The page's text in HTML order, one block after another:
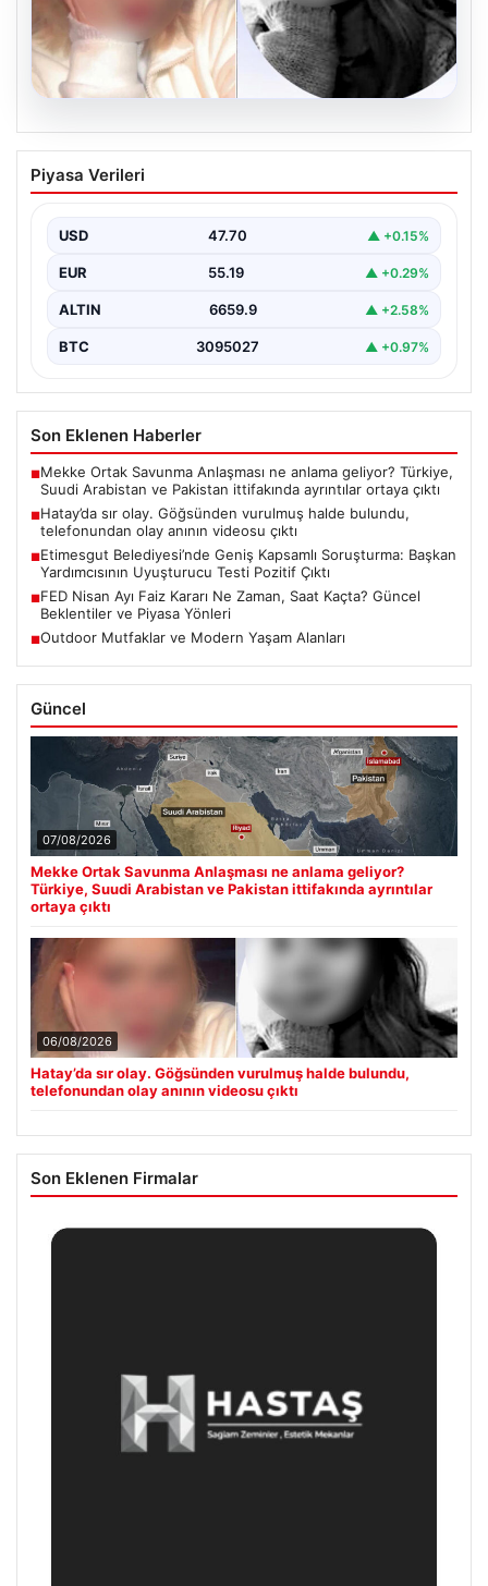
06.08.2026
Hatay’da sır olay. Göğsünden vurulmuş
halde bulundu, telefonundan olay anının
{"title": "Hatay’da Gizemli Olay: Göğsünden Yaralanan
Piyasa Verileri
USD 47.70 ▲ +0.15%
EUR 55.19 ▲ +0.29%
ALTIN 6659.9 ▲ +2.58%
BTC 3095027 ▲ +0.97%
Son Eklenen Haberler
■Mekke Ortak Savunma Anlaşması ne anlama geliyor? Türkiye,
Suudi Arabistan ve Pakistan ittifakında ayrıntılar ortaya çıktı
■Hatay’da sır olay. Göğsünden vurulmuş halde bulundu,
telefonundan olay anının videosu çıktı
■Etimesgut Belediyesi’nde Geniş Kapsamlı Soruşturma: Başkan
Yardımcısının Uyuşturucu Testi Pozitif Çıktı
■FED Nisan Ayı Faiz Kararı Ne Zaman, Saat Kaçta? Güncel
Beklentiler ve Piyasa Yönleri
■Outdoor Mutfaklar ve Modern Yaşam Alanları
Güncel
07/08/2026
Mekke Ortak Savunma Anlaşması ne anlama geliyor?
Türkiye, Suudi Arabistan ve Pakistan ittifakında ayrıntılar
ortaya çıktı
06/08/2026
Hatay’da sır olay. Göğsünden vurulmuş halde bulundu,
telefonundan olay anının videosu çıktı
Son Eklenen Firmalar